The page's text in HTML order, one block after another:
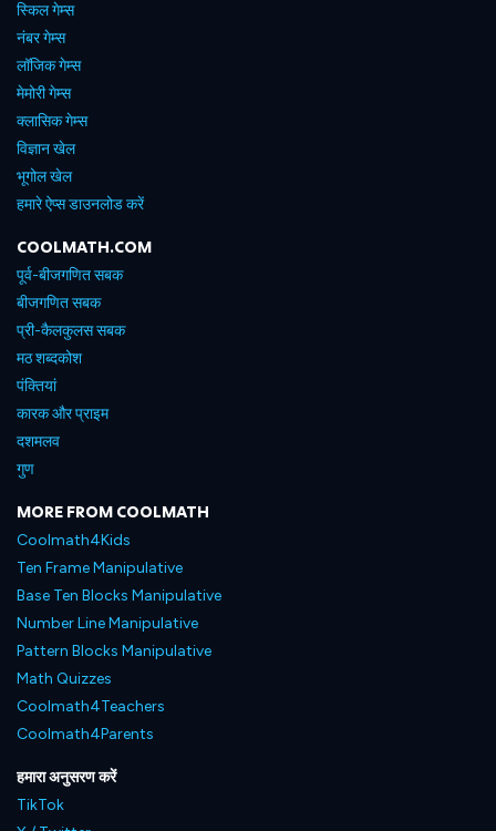
स्किल गेम्स
नंबर गेम्स
लॉजिक गेम्स
मेमोरी गेम्स
क्लासिक गेम्स
विज्ञान खेल
भूगोल खेल
हमारे ऐप्स डाउनलोड करें
COOLMATH.COM
पूर्व-बीजगणित सबक
बीजगणित सबक
प्री-कैलकुलस सबक
मठ शब्दकोश
पंक्तियां
कारक और प्राइम
दशमलव
गुण
MORE FROM COOLMATH
Coolmath4Kids
Ten Frame Manipulative
Base Ten Blocks Manipulative
Number Line Manipulative
Pattern Blocks Manipulative
Math Quizzes
Coolmath4Teachers
Coolmath4Parents
हमारा अनुसरण करें
TikTok